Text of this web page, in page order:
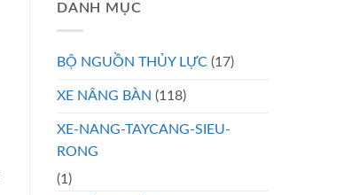
DANH MỤC
BỘ NGUỒN THỦY LỰC (17)
XE NÂNG BÀN (118)
XE-NANG-TAYCANG-SIEU-
RONG
(1)